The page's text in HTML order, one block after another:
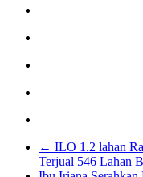
← ILO 1.2 lahan
Terjual 546 Lahan